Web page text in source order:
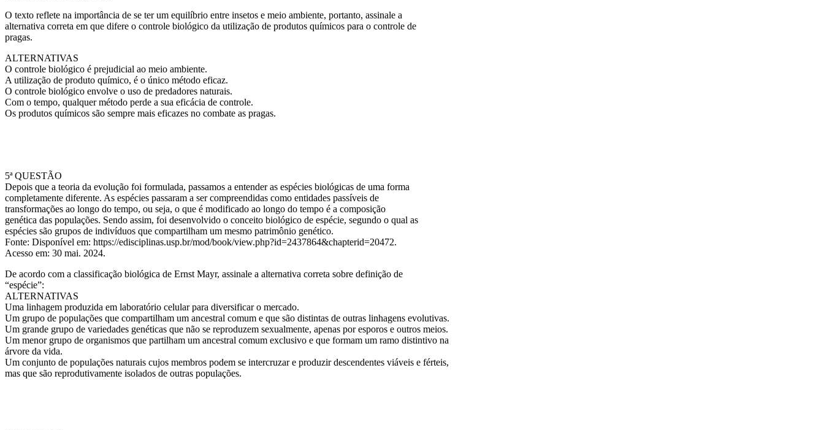
O texto reflete na importância de se ter um equilíbrio entre insetos e meio ambiente, portanto, assinale a
alternativa correta em que difere o controle biológico da utilização de produtos químicos para o controle de
pragas.
ALTERNATIVAS
O controle biológico é prejudicial ao meio ambiente.
A utilização de produto químico, é o único método eficaz.
O controle biológico envolve o uso de predadores naturais.
Com o tempo, qualquer método perde a sua eficácia de controle.
Os produtos químicos são sempre mais eficazes no combate as pragas.
5ª QUESTÃO
Depois que a teoria da evolução foi formulada, passamos a entender as espécies biológicas de uma forma
completamente diferente. As espécies passaram a ser compreendidas como entidades passíveis de
transformações ao longo do tempo, ou seja, o que é modificado ao longo do tempo é a composição
genética das populações. Sendo assim, foi desenvolvido o conceito biológico de espécie, segundo o qual as
espécies são grupos de indivíduos que compartilham um mesmo patrimônio genético.
Fonte: Disponível em: https://edisciplinas.usp.br/mod/book/view.php?id=2437864&chapterid=20472.
Acesso em: 30 mai. 2024.
De acordo com a classificação biológica de Ernst Mayr, assinale a alternativa correta sobre definição de
“espécie”:
ALTERNATIVAS
Uma linhagem produzida em laboratório celular para diversificar o mercado.
Um grupo de populações que compartilham um ancestral comum e que são distintas de outras linhagens evolutivas.
Um grande grupo de variedades genéticas que não se reproduzem sexualmente, apenas por esporos e outros meios.
Um menor grupo de organismos que partilham um ancestral comum exclusivo e que formam um ramo distintivo na
árvore da vida.
Um conjunto de populações naturais cujos membros podem se intercruzar e produzir descendentes viáveis e férteis,
mas que são reprodutivamente isolados de outras populações.